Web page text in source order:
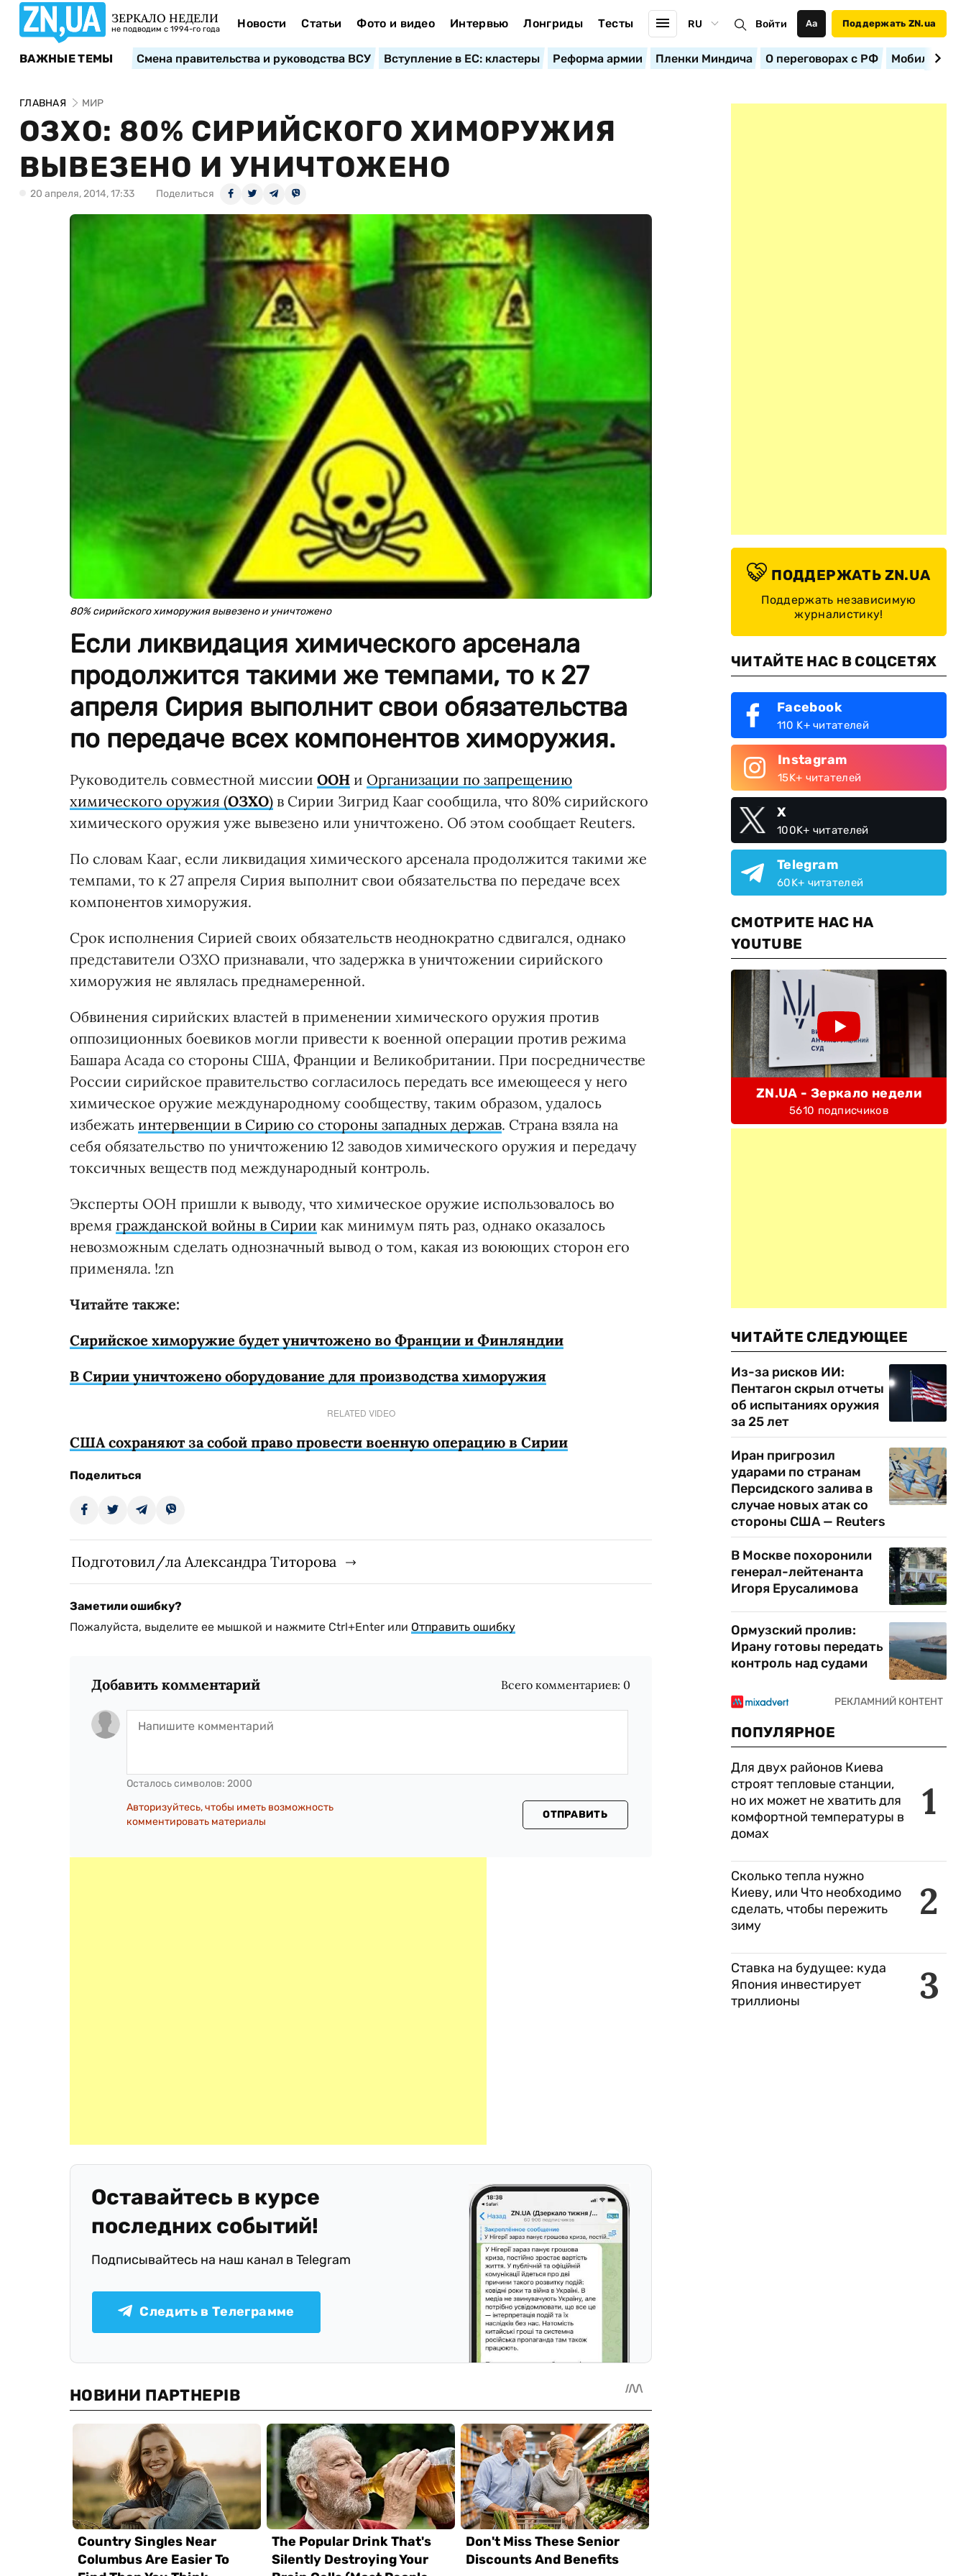
ЗЕРКАЛО НЕДЕЛИ
не подводим с 1994-го года Новости Статьи Фото и видео Интервью Лонгриды Тесты RU Войти Аа Поддержать ZN.ua
ВАЖНЫЕ ТЕМЫ Смена правительства и руководства ВСУ Вступление в ЕС: кластеры Реформа армии Пленки Миндича О переговорах с РФ
ГЛАВНАЯ МИР
ОЗХО: 80% СИРИЙСКОГО ХИМОРУЖИЯ
ВЫВЕЗЕНО И УНИЧТОЖЕНО
20 апреля, 2014, 17:33 Поделиться
80% сирийского химоружия вывезено и уничтожено
Если ликвидация химического арсенала
продолжится такими же темпами, то к 27
апреля Сирия выполнит свои обязательства
по передаче всех компонентов химоружия.
Руководитель совместной миссии ООН и Организации по запрещению
химического оружия (ОЗХО) в Сирии Зигрид Кааг сообщила, что 80% сирийского
химического оружия уже вывезено или уничтожено. Об этом сообщает Reuters.
По словам Кааг, если ликвидация химического арсенала продолжится такими же
темпами, то к 27 апреля Сирия выполнит свои обязательства по передаче всех
компонентов химоружия.
Срок исполнения Сирией своих обязательств неоднократно сдвигался, однако
представители ОЗХО признавали, что задержка в уничтожении сирийского
химоружия не являлась преднамеренной.
Обвинения сирийских властей в применении химического оружия против
оппозиционных боевиков могли привести к военной операции против режима
Башара Асада со стороны США, Франции и Великобритании. При посредничестве
России сирийское правительство согласилось передать все имеющееся у него
химическое оружие международному сообществу, таким образом, удалось
избежать интервенции в Сирию со стороны западных держав. Страна взяла на
себя обязательство по уничтожению 12 заводов химического оружия и передачу
токсичных веществ под международный контроль.
Эксперты ООН пришли к выводу, что химическое оружие использовалось во
время гражданской войны в Сирии как минимум пять раз, однако оказалось
невозможным сделать однозначный вывод о том, какая из воюющих сторон его
применяла. !zn
Читайте также:
Сирийское химоружие будет уничтожено во Франции и Финляндии
В Сирии уничтожено оборудование для производства химоружия
RELATED VIDEO
США сохраняют за собой право провести военную операцию в Сирии
Поделиться
Подготовил/ла Александра Титорова
Заметили ошибку?
Пожалуйста, выделите ее мышкой и нажмите Ctrl+Enter или Отправить ошибку
Добавить комментарий Всего комментариев: 0
Осталось символов: 2000
Авторизуйтесь, чтобы иметь возможность
комментировать материалы
ОТПРАВИТЬ
Оставайтесь в курсе
последних событий!
Подписывайтесь на наш канал в Telegram
Следить в Телеграмме
ПОДДЕРЖАТЬ ZN.UA
Поддержать независимую
журналистику!
ЧИТАЙТЕ НАС В СОЦСЕТЯХ
Facebook
110 K+ читателей
Instagram
15K+ читателей
X
100K+ читателей
Telegram
60K+ читателей
СМОТРИТЕ НАС НА
YOUTUBE
ZN.UA - Зеркало недели
5610 подписчиков
ЧИТАЙТЕ СЛЕДУЮЩЕЕ
Из-за рисков ИИ:
Пентагон скрыл отчеты
об испытаниях оружия
за 25 лет
Иран пригрозил
ударами по странам
Персидского залива в
случае новых атак со
стороны США — Reuters
В Москве похоронили
генерал-лейтенанта
Игоря Ерусалимова
Ормузский пролив:
Ирану готовы передать
контроль над судами
ПОПУЛЯРНОЕ
1
Для двух районов Киева
строят тепловые станции,
но их может не хватить для
комфортной температуры в
домах
2
Сколько тепла нужно
Киеву, или Что необходимо
сделать, чтобы пережить
зиму
3
Ставка на будущее: куда
Япония инвестирует
триллионы